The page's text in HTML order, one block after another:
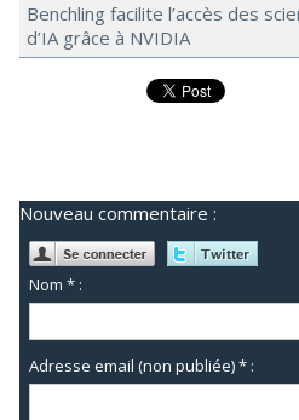
Benchling facilite l’accès des
d’IA grâce à NVIDIA
Nouveau commentaire :
Nom * :
Adresse email (non publiée) * :